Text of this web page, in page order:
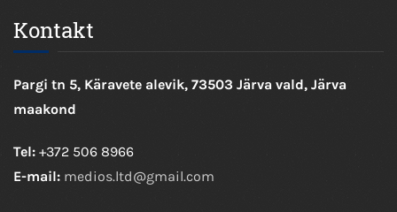
Kontakt
Pargi tn 5, Käravete alevik, 73503 Järva vald, Järva
maakond
Tel: +372 506 8966
E-mail: medios.ltd@gmail.com